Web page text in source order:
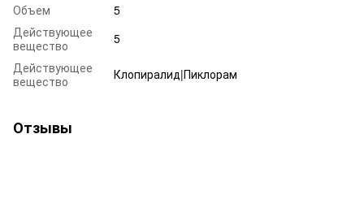
Объем
5
Действующее
вещество
5
Действующее
вещество
Клопиралид|Пиклорам
Отзывы